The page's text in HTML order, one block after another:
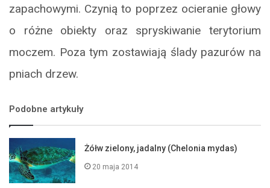
zapachowymi. Czynią to poprzez ocieranie głowy
o różne obiekty oraz spryskiwanie terytorium
moczem. Poza tym zostawiają ślady pazurów na
pniach drzew.
Podobne artykuły
Żółw zielony, jadalny (Chelonia mydas)
20 maja 2014